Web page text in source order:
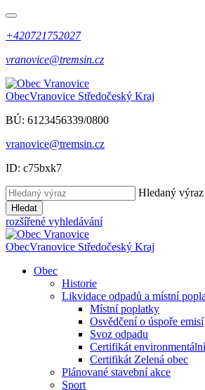
+420721752027
vranovice@tremsin.cz
ObecVranovice Středočeský Kraj
BÚ: 6123456339/0800
vranovice@tremsin.cz
ID: c75bxk7
Hledaný výraz
Hledat
rozšířené vyhledávání
ObecVranovice Středočeský Kraj
Obec
Historie
Likvidace odpadů a místní
Místní poplatky
Osvědčení o úspoře emisí
Svoz odpadu
Certifikát
Certifikát Zelená obec
Plánované stavební akce
Sport